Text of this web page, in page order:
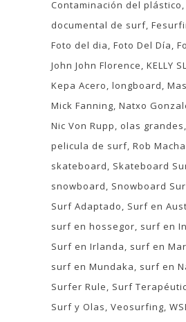
Contaminación del plástico
documental de surf
Foto del dia Foto Del Día
John John Florence KELLY
Kepa Acero longboard
Mick Fanning Natxo
Nic Von Rupp
olas grandes
pelicula de surf Rob
skateboard
Skateboard
snowboard
Snowboard
Surf Adaptado
Surf en
surf en hossegor surf en
Surf en Irlanda
surf en
surf en Mundaka
surf en
Surfer Rule
Surf
Surf y Olas Veosurfing